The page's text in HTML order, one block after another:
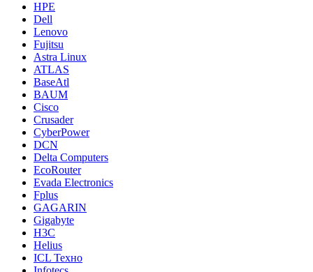
HPE
Dell
Lenovo
Fujitsu
Astra Linux
ATLAS
BaseAtl
BAUM
Cisco
Crusader
CyberPower
DCN
Delta Computers
EcoRouter
Evada Electronics
Fplus
GAGARIN
Gigabyte
H3C
Helius
ICL Техно